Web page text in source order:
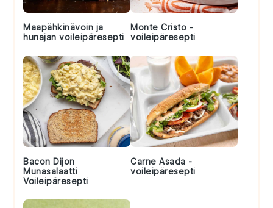
Maapähkinävoin ja
hunajan voileipäresepti
Monte Cristo -
voileipäresepti
Bacon Dijon
Munasalaatti
Voileipäresepti
Carne Asada -
voileipäresepti